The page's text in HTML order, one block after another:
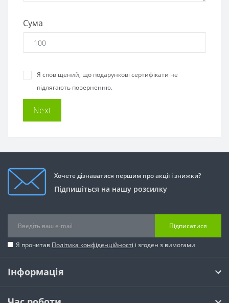
Сума
Я сповіщений, що подарункові сертифікати не
підлягають поверненню.
Хочете дізнаватися першим про акції і знижки?
Підпишіться на нашу розсилку
Підписатися
Я прочитав Політика конфіденційності і згоден з вимогами
Інформація